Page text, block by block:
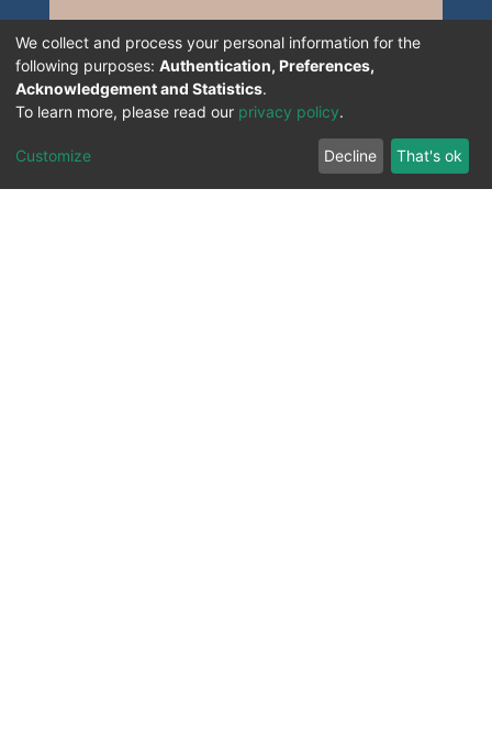
We collect and process your personal information for the
following purposes: Authentication, Preferences,
Acknowledgement and Statistics.
To learn more, please read our privacy policy.
Customize Decline That's ok